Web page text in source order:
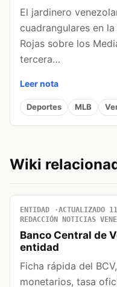
El jardinero
cuadrangulares en
Rojas sobre los
tercera…
Leer nota
Deportes MLB
Wiki
ENTIDAD ACTUALIZADO
REDACCIÓN NOTICIAS
Banco Central de
entidad
Ficha rápida del
monetarios, tasa